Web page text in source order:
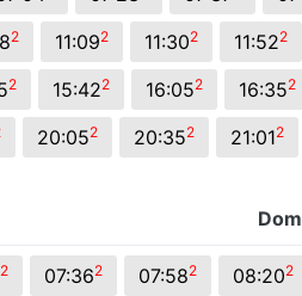
2 11:092 11:302 11:522
2 15:422 16:052 16:352
20:052 20:352 21:012
2 07:362 07:582 08:202